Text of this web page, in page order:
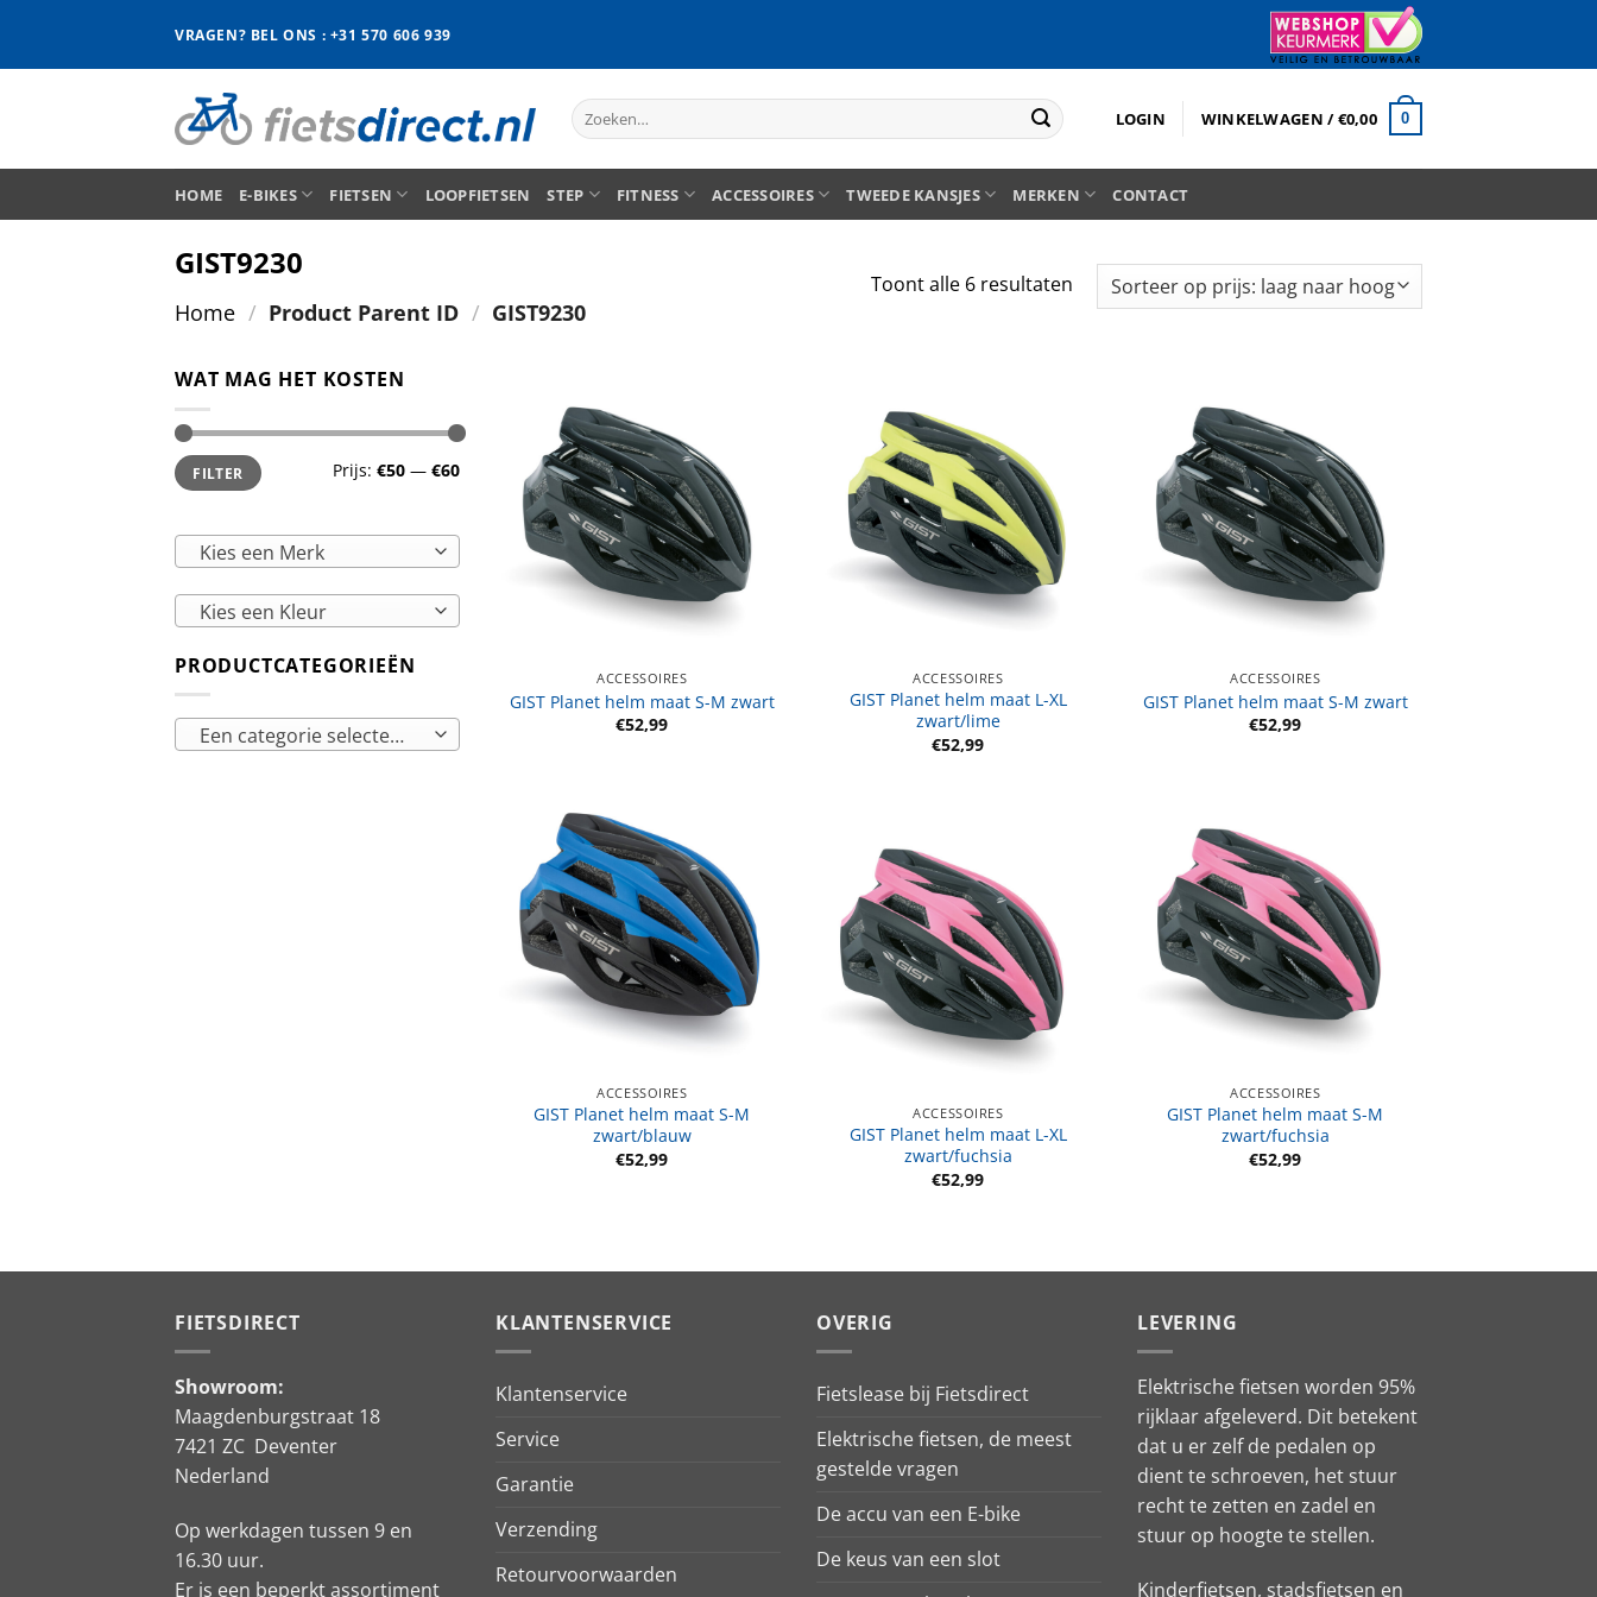
inhoud
VRAGEN? BEL ONS : +31 570 606 939
Zoeken
naar:
LOGIN WINKELWAGEN /€0,00 0
HOME E-BIKES FIETSEN LOOPFIETSEN STEP FITNESS ACCESSOIRES TWEEDE KANSJES MERKEN CONTACT
GIST9230
Home / Product Parent ID / GIST9230
Toont alle 6 resultatenGesorteerd
WAT MAG HET KOSTEN
Min.
prijs
Max.
prijsFILTER Prijs: €50 — €60
Kies een Merk
Kies een Kleur
PRODUCTCATEGORIEËN
Een categorie selecteren
ACCESSOIRES
GIST Planet helm maat S-M zwart
€52,99
ACCESSOIRES
GIST Planet helm maat L-XL
zwart/lime
€52,99
ACCESSOIRES
GIST Planet helm maat S-M zwart
€52,99
ACCESSOIRES
GIST Planet helm maat S-M
zwart/blauw
€52,99
ACCESSOIRES
GIST Planet helm maat S-M
zwart/fuchsia
€52,99
ACCESSOIRES
GIST Planet helm maat L-XL
zwart/fuchsia
€52,99
FIETSDIRECT
Showroom:
Maagdenburgstraat 18
7421 ZC Deventer
Nederland
Op werkdagen tussen 9 en
16.30 uur.
Er is een beperkt assortiment
KLANTENSERVICE
Klantenservice
Service
Garantie
Verzending
Retourvoorwaarden
OVERIG
Fietslease bij Fietsdirect
Elektrische fietsen, de meest
gestelde vragen
De accu van een E-bike
De keus van een slot
LEVERING
Elektrische fietsen worden 95%
rijklaar afgeleverd. Dit betekent
dat u er zelf de pedalen op
dient te schroeven, het stuur
recht te zetten en zadel en
stuur op hoogte te stellen.
Kinderfietsen, stadsfietsen en